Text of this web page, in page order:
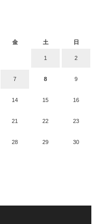
金 土 日
1 2
7 8 9
14 15 16
21 22 23
28 29 30